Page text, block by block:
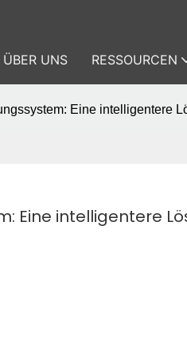
ÜBER UNS RESSOURCEN
Eine intelligentere
Eine intelligentere